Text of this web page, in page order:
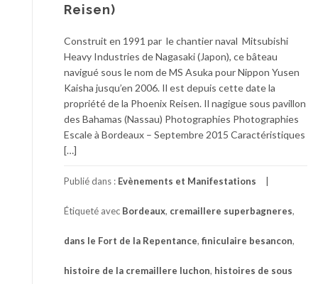
Reisen)
Construit en 1991 par le chantier naval Mitsubishi
Heavy Industries de Nagasaki (Japon), ce bâteau
navigué sous le nom de MS Asuka pour Nippon Yusen
Kaisha jusqu’en 2006. Il est depuis cette date la
propriété de la Phoenix Reisen. Il nagigue sous pavillon
des Bahamas (Nassau) Photographies Photographies
Escale à Bordeaux – Septembre 2015 Caractéristiques
[…]
Publié dans : Evènements et Manifestations
Étiqueté avec Bordeaux, cremaillere superbagneres,
dans le Fort de la Repentance, finiculaire besancon,
histoire de la cremaillere luchon, histoires de sous